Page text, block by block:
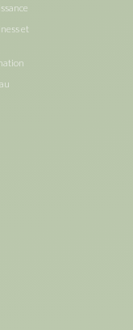
et